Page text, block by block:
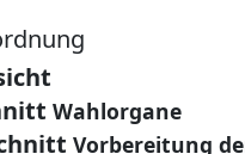
Wahlorgane
Vorbereitung